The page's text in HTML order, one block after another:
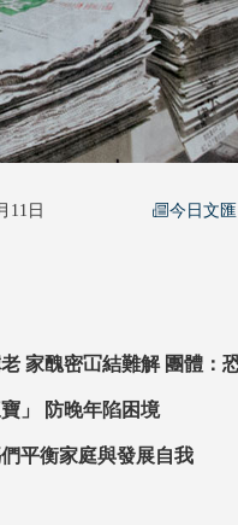
月11日 今日文匯
侵吞
專家倡辦「老人三寶」 防晚年陷困境
平衡家庭與發展自我